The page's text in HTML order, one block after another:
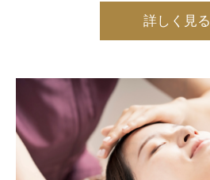
詳しく見る